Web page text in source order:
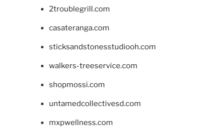
2troublegrill.com
casateranga.com
sticksandstonesstudiooh.com
walkers-treeservice.com
shopmossi.com
untamedcollectivesd.com
mxpwellness.com